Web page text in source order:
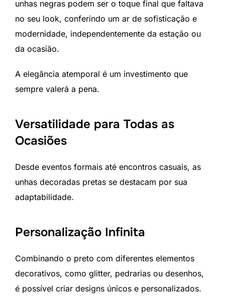
unhas negras podem ser o toque final que faltava
no seu look, conferindo um ar de sofisticação e
modernidade, independentemente da estação ou
da ocasião.
A elegância atemporal é um investimento que
sempre valerá a pena.
Versatilidade para Todas as
Ocasiões
Desde eventos formais até encontros casuais, as
unhas decoradas pretas se destacam por sua
adaptabilidade.
Personalização Infinita
Combinando o preto com diferentes elementos
decorativos, como glitter, pedrarias ou desenhos,
é possível criar designs únicos e personalizados.